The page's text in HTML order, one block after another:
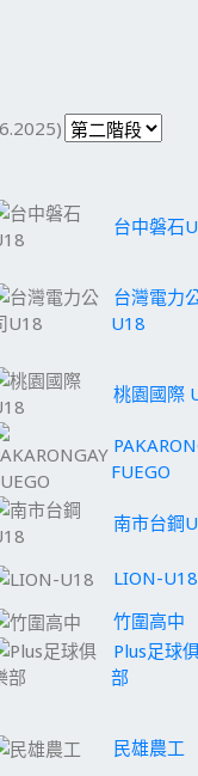
台中磐石
台灣電力
U18
桃園國際
FUEGO
南市台鋼
LION-U18
竹圍高中
Plus足球
部
民雄農工